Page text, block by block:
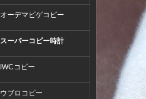
オーデマピゲコピー
スーパーコピー時計
IWCコピー
ウブロコピー